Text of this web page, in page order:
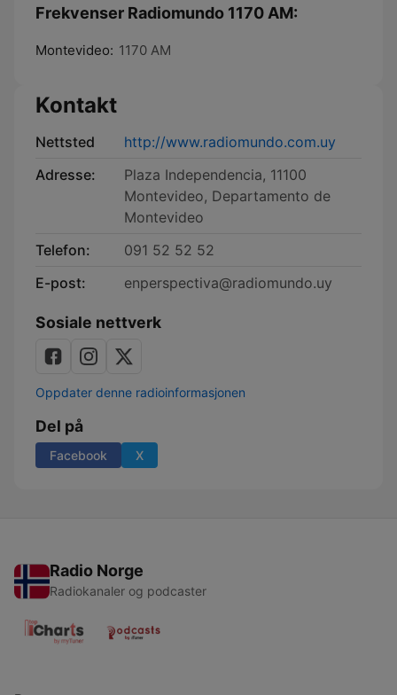
Frekvenser Radiomundo 1170 AM:
Montevideo: 1170 AM
Kontakt
Nettsted
http://www.radiomundo.com.uy
Adresse:
Plaza Independencia, 11100
Montevideo, Departamento de
Montevideo
Telefon:
091 52 52 52
E-post:
enperspectiva@radiomundo.uy
Sosiale nettverk
Oppdater denne radioinformasjonen
Del på
Facebook X
Radio Norge
Radiokanaler og podcaster